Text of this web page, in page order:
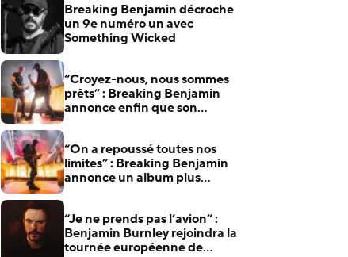
Breaking Benjamin décroche
un 9e numéro un avec
Something Wicked
“Croyez-nous, nous sommes
prêts” : Breaking Benjamin
annonce enfin que son
“On a repoussé toutes nos
limites” : Breaking Benjamin
annonce un album plus
“Je ne prends pas l’avion” :
Benjamin Burnley rejoindra la
tournée européenne de